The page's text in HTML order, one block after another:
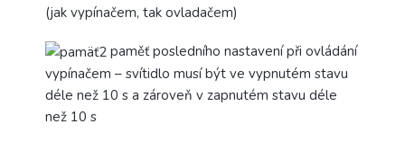
(jak vypínačem, tak ovladačem)
paměť posledního nastavení při ovládání
vypínačem – svítidlo musí být ve vypnutém stavu
déle než 10 s a zároveň v zapnutém stavu déle
než 10 s